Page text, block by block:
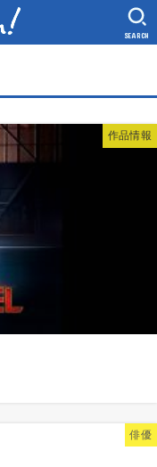
SEARCH
作品情報
俳優